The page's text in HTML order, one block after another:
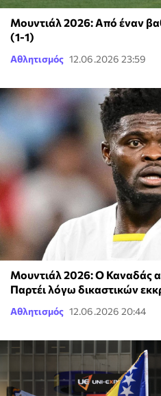
Μουντιάλ 2026: Από έναν
(1-1)
Αθλητισμός 12.06.2026 23:59
Μουντιάλ 2026: Ο Καναδάς
Παρτέι λόγω δικαστικών
Αθλητισμός 12.06.2026 20:44